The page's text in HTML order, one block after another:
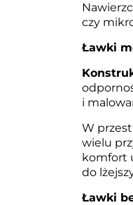
czy
Ławki
i
W
wielu
komfort
do
Ławki